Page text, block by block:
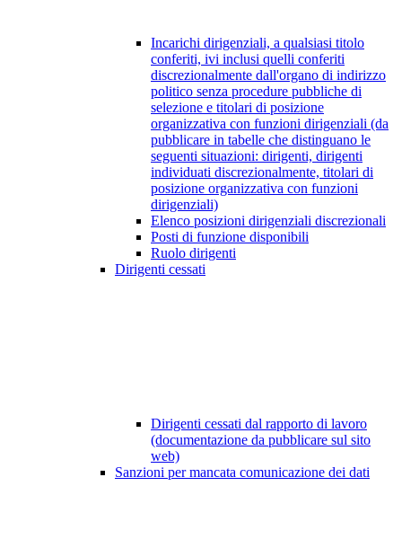
Incarichi dirigenziali, a qualsiasi titolo
conferiti, ivi inclusi quelli conferiti
discrezionalmente dall'organo di indirizzo
politico senza procedure pubbliche di
selezione e titolari di posizione
organizzativa con funzioni dirigenziali (da
pubblicare in tabelle che distinguano le
seguenti situazioni: dirigenti, dirigenti
individuati discrezionalmente, titolari di
posizione organizzativa con funzioni
dirigenziali)
Elenco posizioni dirigenziali discrezionali
Posti di funzione disponibili
Ruolo dirigenti
Dirigenti cessati
Dirigenti cessati dal rapporto di lavoro
(documentazione da pubblicare sul sito
web)
Sanzioni per mancata comunicazione dei dati